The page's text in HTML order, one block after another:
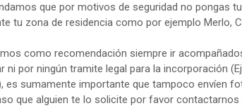
que por motivos de seguridad no pongas
tu zona de residencia como por ejemplo Merlo,
como recomendación siempre ir
ni por ningún tramite legal para la incorporación
es sumamente importante que tampoco envíen
que alguien te lo solicite por favor